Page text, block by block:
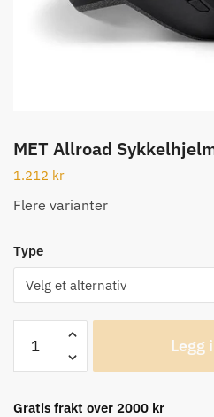
MET Allroad
1.212 kr
Flere varianter
Type
Allroad
Sykkelhjelm
Legg
Gratis frakt over 2000 kr